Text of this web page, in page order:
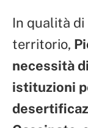
In qualità
territorio,
necessità
istituzioni